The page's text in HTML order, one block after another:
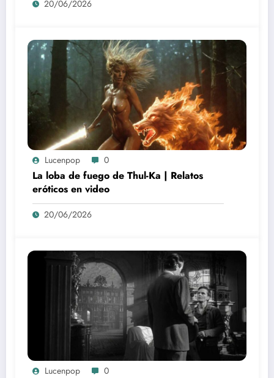
20/06/2026
Lucenpop 0
La loba de fuego de Thul-Ka | Relatos
eróticos en video
20/06/2026
Lucenpop 0